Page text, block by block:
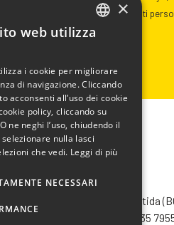
Autorizzazione al trattamento dati
PANSERI S.p.A.
Via Bergamo, 1401 – 24030 Pontida
– Fax +39 035
FRENCH
SPANISH
×
web utilizza
i cookie per migliorare
di navigazione. Cliccando
acconsenti all’uso dei cookie
policy, cliccando su
ne neghi l’uso, chiudendo il
nulla lasci
che vedi. Leggi di più
NECESSARI